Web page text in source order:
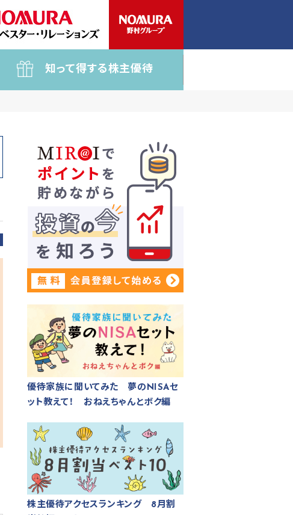
知って得する株主優待
優待家族に聞いてみた 夢のNISAセ
ット教えて！ おねえちゃんとボク編
株主優待アクセスランキング 8月割